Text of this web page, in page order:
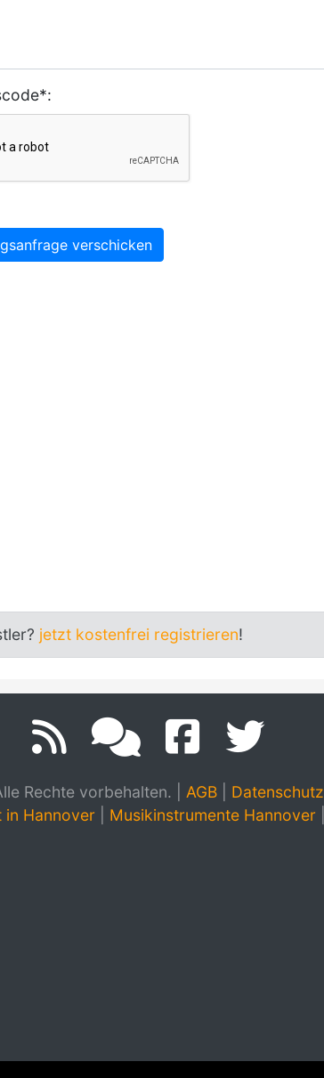
verschicken
jetzt kostenfrei registrieren!
Rechte vorbehalten. AGB| Datenschutz
Hannover Musikinstrumente Hannover